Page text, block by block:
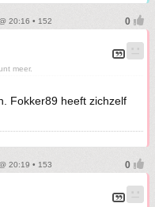
20:16 • 152
meer.
Fokker89 heeft zichzelf
20:19 • 153